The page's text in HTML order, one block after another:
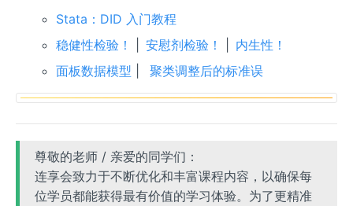
Stata：DID 入门教程
稳健性检验！
|安慰剂检验！
内生性！
面板数据模型 |聚类调整后的标准误
尊敬的老师 / 亲爱的同学们：
连享会致力于不断优化和丰富课程内容，以确保每
位学员都能获得最有价值的学习体验。为了更精准